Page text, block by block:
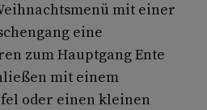
mit einer
eine
zum Hauptgang Ente
mit einem
oder einen kleinen